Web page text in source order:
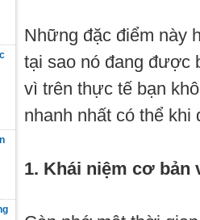
Những đặc điểm này
tại sao nó đang được
vì trên thực tế bạn
nhanh nhất có thể khi
1. Khái niệm cơ bản